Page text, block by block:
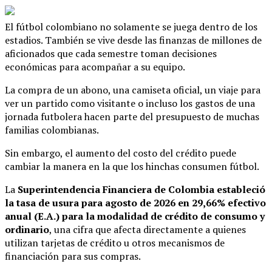
El fútbol colombiano no solamente se juega dentro de los
estadios. También se vive desde las finanzas de millones de
aficionados que cada semestre toman decisiones
económicas para acompañar a su equipo.
La compra de un abono, una camiseta oficial, un viaje para
ver un partido como visitante o incluso los gastos de una
jornada futbolera hacen parte del presupuesto de muchas
familias colombianas.
Sin embargo, el aumento del costo del crédito puede
cambiar la manera en la que los hinchas consumen fútbol.
La Superintendencia Financiera de Colombia estableció
la tasa de usura para agosto de 2026 en 29,66% efectivo
anual (E.A.) para la modalidad de crédito de consumo y
ordinario, una cifra que afecta directamente a quienes
utilizan tarjetas de crédito u otros mecanismos de
financiación para sus compras.